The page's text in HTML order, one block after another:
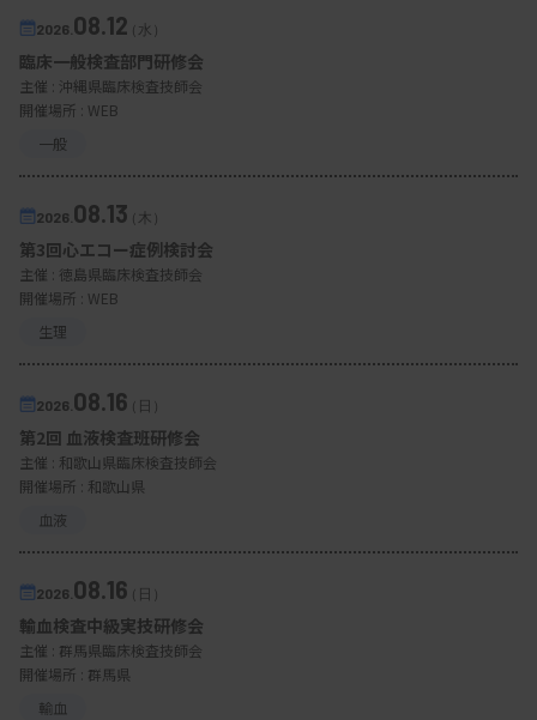
2026. 08.12（水）
臨床一般検査部門研修会
主催 : 沖縄県臨床検査技師会
開催場所 : WEB
一般
2026. 08.13（木）
第3回心エコー症例検討会
主催 : 徳島県臨床検査技師会
開催場所 : WEB
生理
2026. 08.16（日）
第2回 血液検査班研修会
主催 : 和歌山県臨床検査技師会
開催場所 : 和歌山県
血液
2026. 08.16（日）
輸血検査中級実技研修会
主催 : 群馬県臨床検査技師会
開催場所 : 群馬県
輸血